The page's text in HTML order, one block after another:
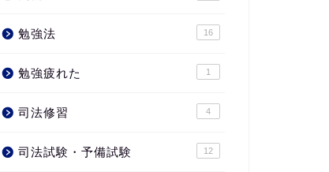
勉強法 16
勉強疲れた 1
司法修習 4
司法試験・予備試験 12